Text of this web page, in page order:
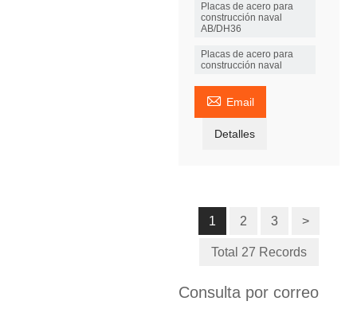
Placas de acero para
construcción naval
AB/DH36
Placas de acero para
construcción naval
 Email
Detalles
1 2 3 >
Total 27 Records
Consulta por correo